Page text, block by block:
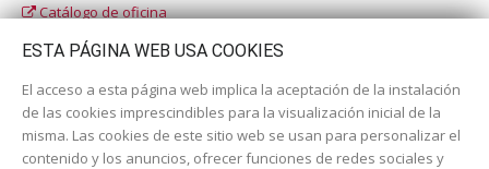
Catálogo de oficina
ESTA PÁGINA WEB USA COOKIES
El acceso a esta página web implica la aceptación de la instalación
de las cookies imprescindibles para la visualización inicial de la
misma. Las cookies de este sitio web se usan para personalizar el
contenido y los anuncios, ofrecer funciones de redes sociales y